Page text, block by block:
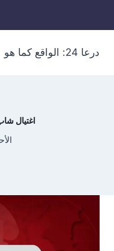
درعا 24: الواقع كما هو
اغتيال
الأحد